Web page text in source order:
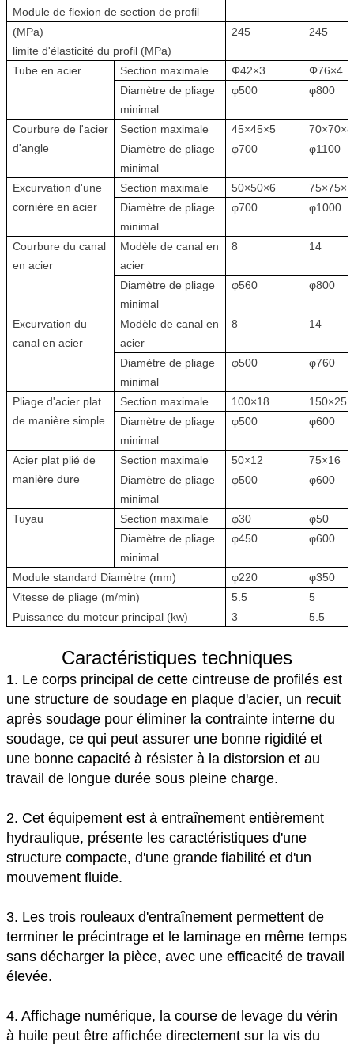
Module de flexion de section de profil
(MPa)
limite d'élasticité du profil (MPa)
245 245
Tube en acier Section maximale Φ42×3
Φ76×4
Diamètre de pliage
minimal
φ500 φ800
Courbure de l'acier
d'angle
Section maximale 45×45×5
70×70×8
Diamètre de pliage
minimal
φ700 φ1100
Excurvation d'une
cornière en acier
Section maximale 50×50×6
Diamètre de pliage
minimal
φ700 φ1000
Courbure du canal
en acier
Modèle de canal en
acier
8 14
Diamètre de pliage
minimal
φ560 φ800
Excurvation du
canal en acier
Modèle de canal en
acier
8 14
Diamètre de pliage
minimal
φ500 φ760
Pliage d'acier plat
de manière simple
Section maximale 100×18
150×25
Diamètre de pliage
minimal
φ500 φ600
Acier plat plié de
manière dure
Section maximale 50×12
75×16
Diamètre de pliage
minimal
φ500 φ600
Tuyau Section maximale φ30
φ50
Diamètre de pliage
minimal
φ450 φ600
Module standard Diamètre (mm) φ220
φ350
Vitesse de pliage (m/min)
5.5
5
Puissance du moteur principal (kw)
3 5.5
Caractéristiques techniques
1. Le corps principal de cette cintreuse de profilés est
une structure de soudage en plaque d'acier, un recuit
après soudage pour éliminer la contrainte interne du
soudage, ce qui peut assurer une bonne rigidité et
une bonne capacité à résister à la distorsion et au
travail de longue durée sous pleine charge.
2. Cet équipement est à entraînement entièrement
hydraulique, présente les caractéristiques d'une
structure compacte, d'une grande fiabilité et d'un
mouvement fluide.
3. Les trois rouleaux d'entraînement permettent de
terminer le précintrage et le laminage en même temps
sans décharger la pièce, avec une efficacité de travail
élevée.
4. Affichage numérique, la course de levage du vérin
à huile peut être affichée directement sur la vis du